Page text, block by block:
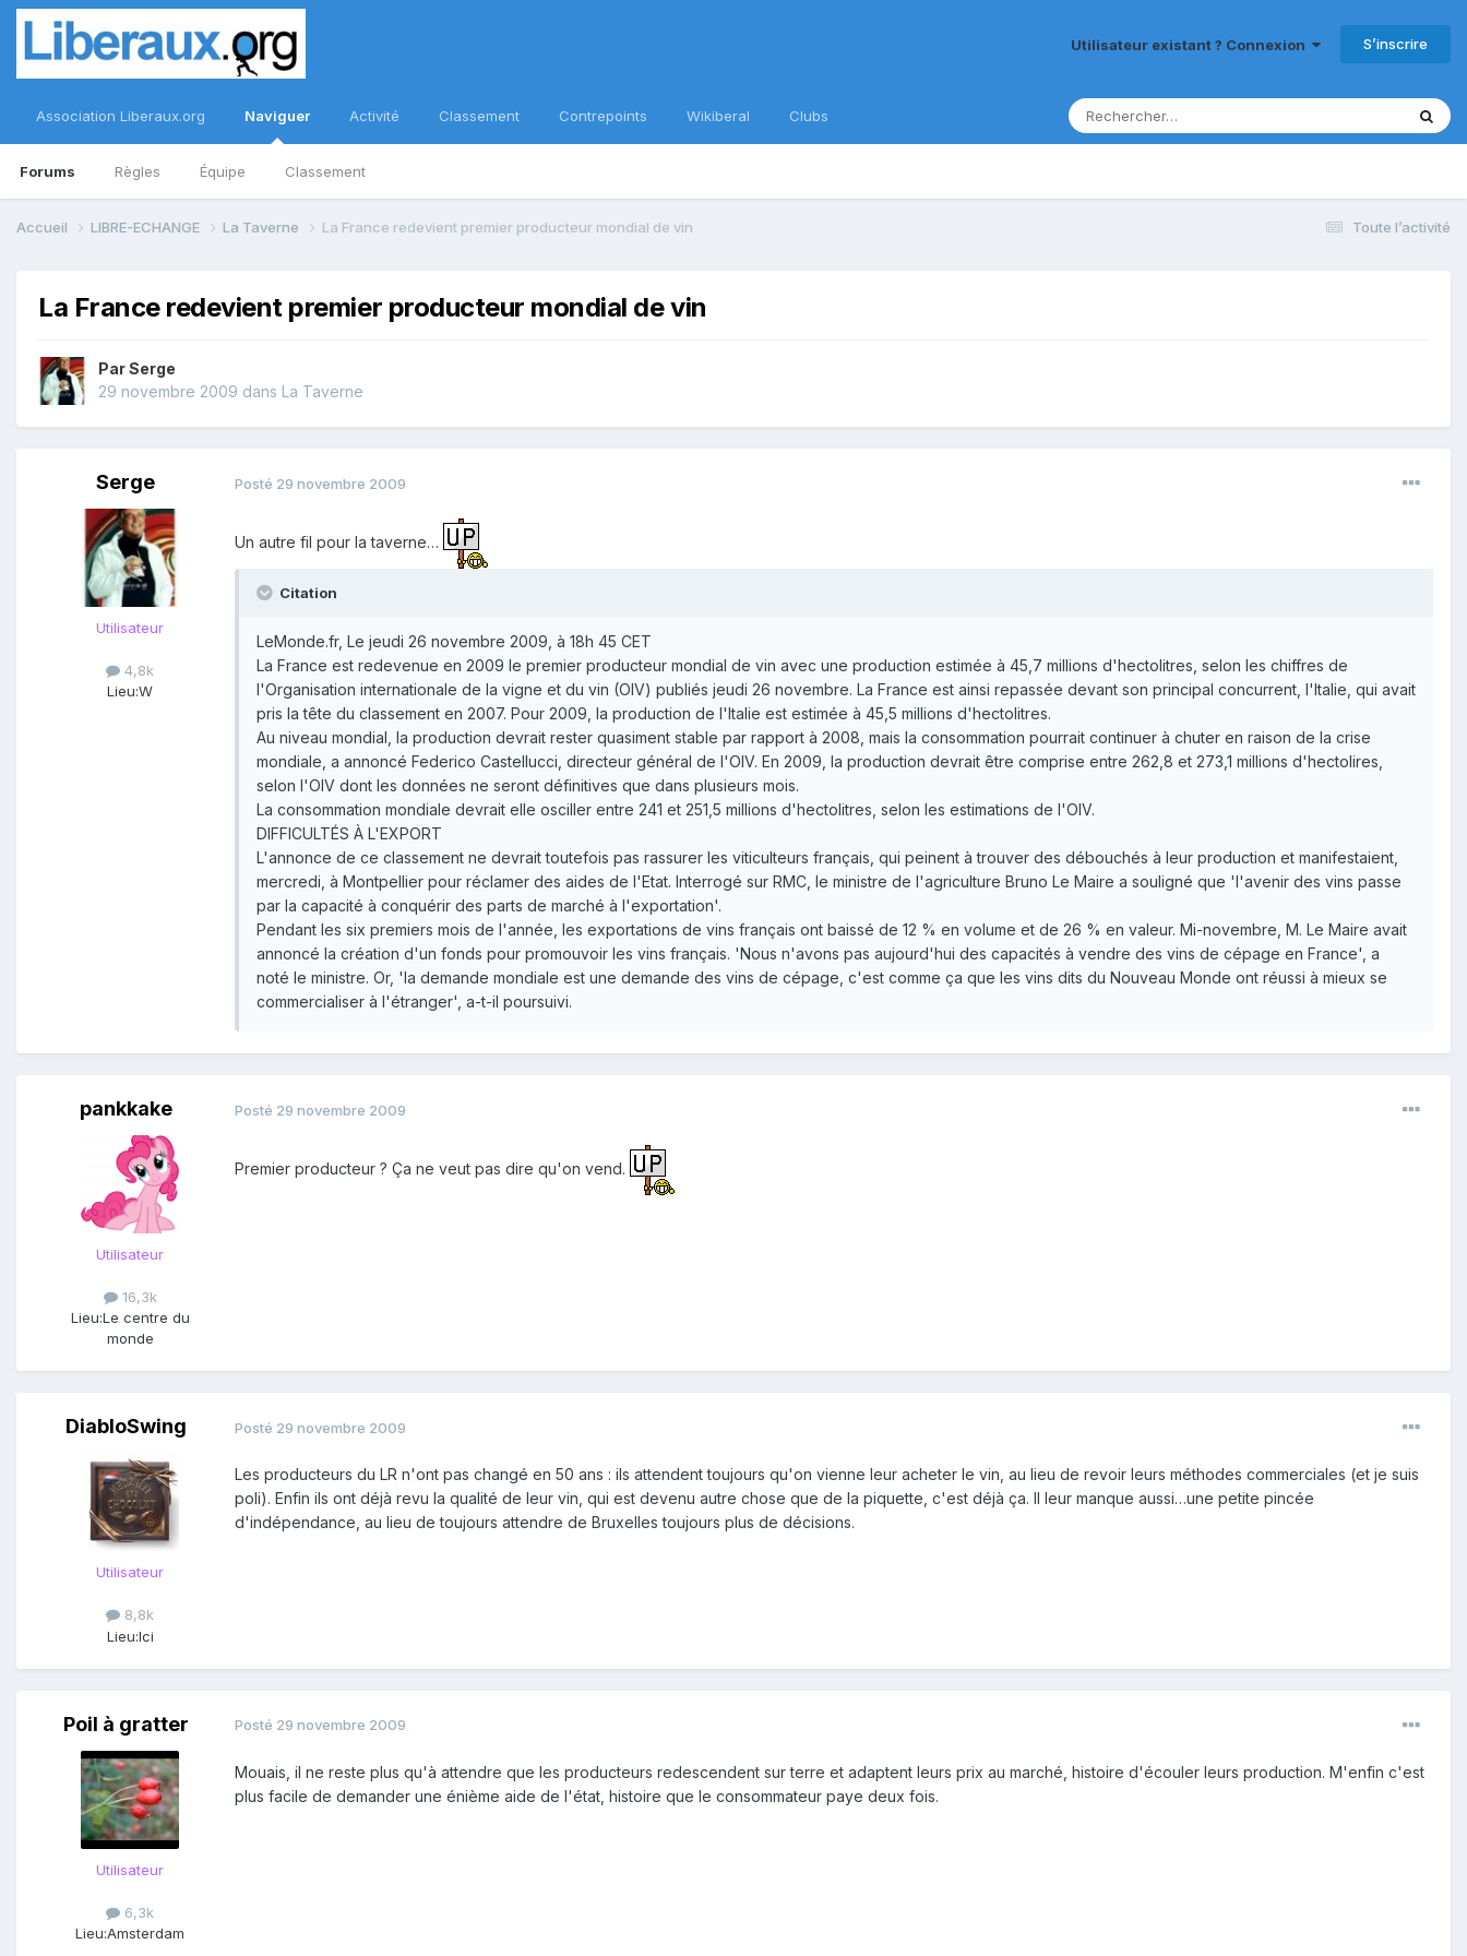
Utilisateur existant ? Connexion S’inscrire
Association Liberaux.org Naviguer
Forums Règles Équipe Classement
Activité Classement Contrepoints Wikiberal Clubs
Toute l’activité
Accueil LIBRE-ECHANGE La Taverne La France redevient premier producteur mondial de vin
La France redevient premier producteur mondial de vin
ParSerge
29 novembre 2009 dans La Taverne
Serge
Utilisateur
4,8k
Lieu:W
Posté 29 novembre 2009
Un autre fil pour la taverne…
Citation
LeMonde.fr, Le jeudi 26 novembre 2009, à 18h 45 CET
La France est redevenue en 2009 le premier producteur mondial de vin avec une production estimée à 45,7 millions d'hectolitres, selon les chiffres de
l'Organisation internationale de la vigne et du vin (OIV) publiés jeudi 26 novembre. La France est ainsi repassée devant son principal concurrent, l'Italie, qui avait
pris la tête du classement en 2007. Pour 2009, la production de l'Italie est estimée à 45,5 millions d'hectolitres.
Au niveau mondial, la production devrait rester quasiment stable par rapport à 2008, mais la consommation pourrait continuer à chuter en raison de la crise
mondiale, a annoncé Federico Castellucci, directeur général de l'OIV. En 2009, la production devrait être comprise entre 262,8 et 273,1 millions d'hectolires,
selon l'OIV dont les données ne seront définitives que dans plusieurs mois.
La consommation mondiale devrait elle osciller entre 241 et 251,5 millions d'hectolitres, selon les estimations de l'OIV.
DIFFICULTÉS À L'EXPORT
L'annonce de ce classement ne devrait toutefois pas rassurer les viticulteurs français, qui peinent à trouver des débouchés à leur production et manifestaient,
mercredi, à Montpellier pour réclamer des aides de l'Etat. Interrogé sur RMC, le ministre de l'agriculture Bruno Le Maire a souligné que 'l'avenir des vins passe
par la capacité à conquérir des parts de marché à l'exportation'.
Pendant les six premiers mois de l'année, les exportations de vins français ont baissé de 12 % en volume et de 26 % en valeur. Mi-novembre, M. Le Maire avait
annoncé la création d'un fonds pour promouvoir les vins français. 'Nous n'avons pas aujourd'hui des capacités à vendre des vins de cépage en France', a
noté le ministre. Or, 'la demande mondiale est une demande des vins de cépage, c'est comme ça que les vins dits du Nouveau Monde ont réussi à mieux se
commercialiser à l'étranger', a-t-il poursuivi.
pankkake
Utilisateur
16,3k
Lieu:Le centre du
monde
Posté 29 novembre 2009
Premier producteur ? Ça ne veut pas dire qu'on vend.
DiabloSwing
Utilisateur
8,8k
Lieu:Ici
Posté 29 novembre 2009
Les producteurs du LR n'ont pas changé en 50 ans : ils attendent toujours qu'on vienne leur acheter le vin, au lieu de revoir leurs méthodes commerciales (et je suis
poli). Enfin ils ont déjà revu la qualité de leur vin, qui est devenu autre chose que de la piquette, c'est déjà ça. Il leur manque aussi…une petite pincée
d'indépendance, au lieu de toujours attendre de Bruxelles toujours plus de décisions.
Poil à gratter
Utilisateur
6,3k
Lieu:Amsterdam
Posté 29 novembre 2009
Mouais, il ne reste plus qu'à attendre que les producteurs redescendent sur terre et adaptent leurs prix au marché, histoire d'écouler leurs production. M'enfin c'est
plus facile de demander une énième aide de l'état, histoire que le consommateur paye deux fois.